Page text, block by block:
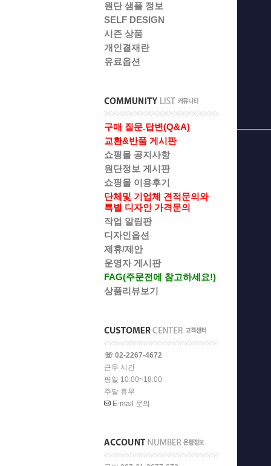
원단 샘플 정보
SELF DESIGN
시즌 상품
개인결재란
유료옵션
구매 질문.답변(Q&A)
교환&반품 게시판
쇼핑몰 공지사항
원단정보 게시판
쇼핑몰 이용후기
단체및 기업체 견적문의와
특별 디자인 가격문의
작업 알림판
디자인옵션
제휴/제안
운영자 게시판
FAG(주문전에 참고하세요!)
상품리뷰보기
☏ 02-2267-4672
근무 시간
평일 10:00~18:00
주말 휴무
E-mail 문의